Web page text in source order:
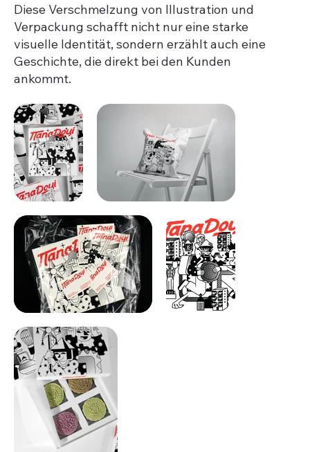
Diese Verschmelzung von Illustration und
Verpackung schafft nicht nur eine starke
visuelle Identität, sondern erzählt auch eine
Geschichte, die direkt bei den Kunden
ankommt.